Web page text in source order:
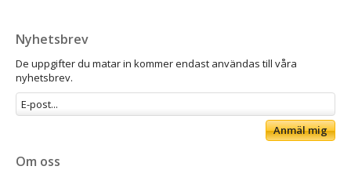
Nyhetsbrev
De uppgifter du matar in kommer endast användas till våra
nyhetsbrev.
Anmäl mig
Om oss